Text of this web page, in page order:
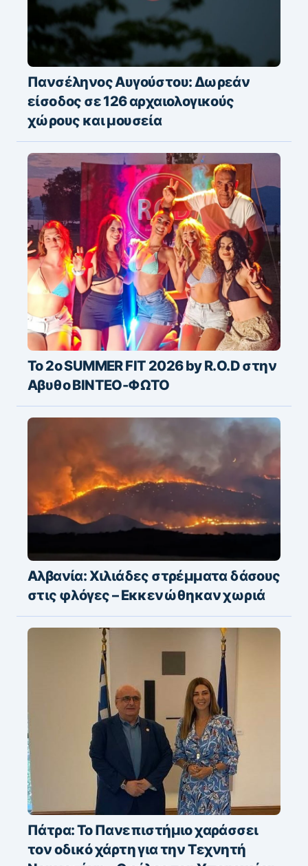
Πανσέληνος Αυγούστου: Δωρεάν
είσοδος σε 126 αρχαιολογικούς
χώρους και μουσεία
Το 2o SUMMER FIT 2026 by R.O.D στην
Αβυθο ΒΙΝΤΕΟ-ΦΩΤΟ
Αλβανία: Χιλιάδες στρέμματα δάσους
στις φλόγες – Εκκενώθηκαν χωριά
Πάτρα: Το Πανεπιστήμιο χαράσσει
τον οδικό χάρτη για την Τεχνητή